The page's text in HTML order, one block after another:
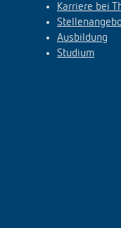
Karriere bei
Ausbildung
Studium